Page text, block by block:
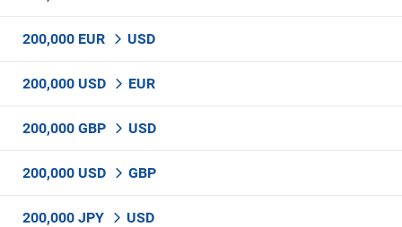
200,000 EUR USD
200,000 USD EUR
200,000 GBP USD
200,000 USD GBP
200,000 JPY USD